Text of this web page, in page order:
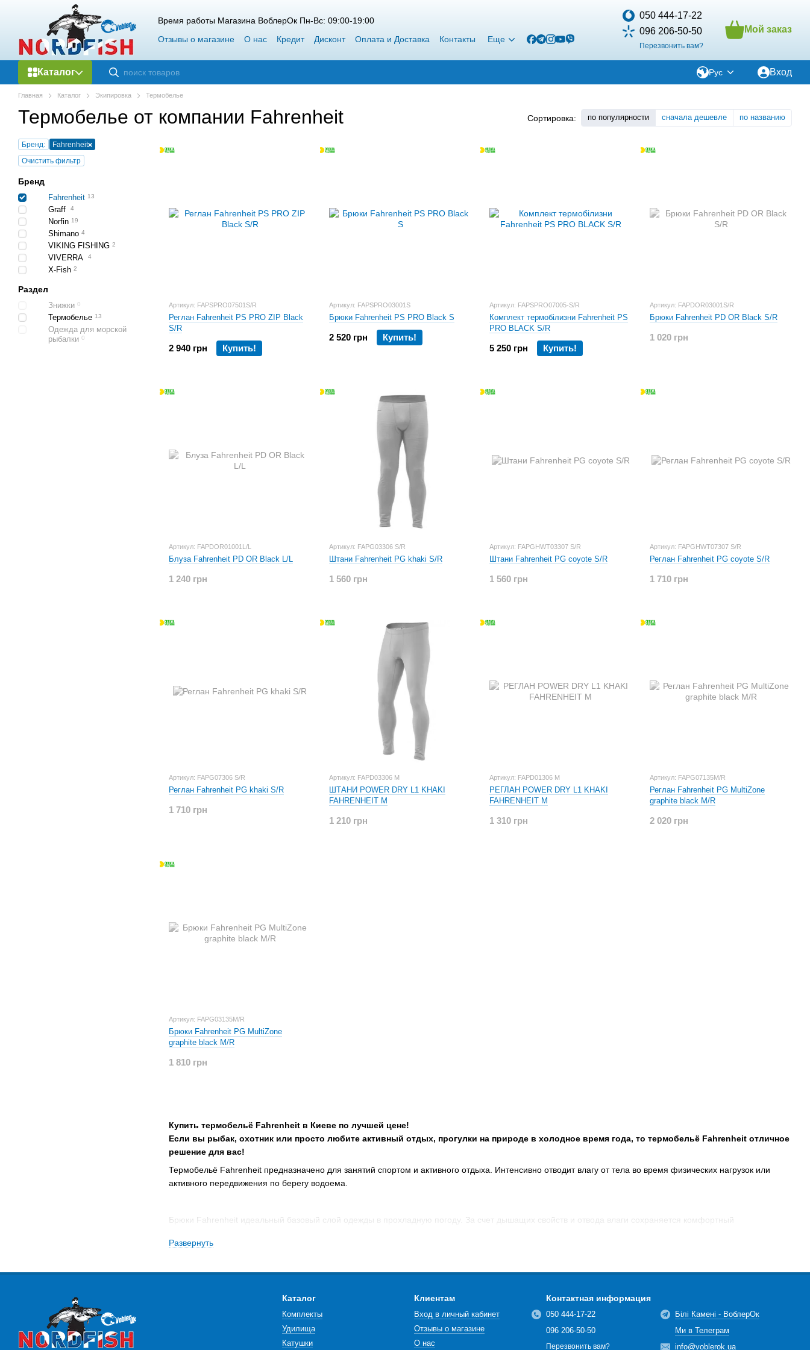
Перейти к основному контенту
Время работы Магазина ВоблерОк Пн-Вс: 09:00-19:00
Отзывы о магазине
О нас Кредит Дисконт Оплата и Доставка Контакты Еще
050 444-17-22
096 206-50-50
Перезвонить вам?
Мой заказ
Каталог Рус Вход
Главная Каталог Экипировка Термобелье
Термобелье от компании Fahrenheit Сортировка: по популярности сначала дешевле по названию
Купить термобельё Fahrenheit в Киеве по лучшей цене!
Если вы рыбак, охотник или просто любите активный отдых, прогулки на природе в холодное время года, то термобельё Fahrenheit отличное
решение для вас!
Термобельё Fahrenheit предназначено для занятий спортом и активного отдыха. Интенсивно отводит влагу от тела во время физических нагрузок или
активного передвижения по берегу водоема.
Брюки Fahrenheit идеальный базовый слой одежды в прохладную погоду. За счет дышащих свойств и отвода влаги сохраняется комфортный
Купить брюки Fahrenheit PS Pro по лучшей цене в Украине в магазине Воблерок или заказать онлайн на сайте https://voblerok.ua.
Развернуть
Артикул: FAPSPRO07501S/R
Реглан Fahrenheit PS PRO ZIP Black
S/R
2 940 грн Купить!
Артикул: FAPSPRO03001S
Брюки Fahrenheit PS PRO Black S
2 520 грн Купить!
Артикул: FAPSPRO07005-S/R
Комплект термобілизни Fahrenheit PS
PRO BLACK S/R
5 250 грн Купить!
Артикул: FAPDOR03001S/R
Брюки Fahrenheit PD OR Black S/R
1 020 грн
Артикул: FAPDOR01001L/L
Блуза Fahrenheit PD OR Black L/L
1 240 грн
Артикул: FAPG03306 S/R
Штани Fahrenheit PG khaki S/R
1 560 грн
Артикул: FAPGHWT03307 S/R
Штани Fahrenheit PG coyote S/R
1 560 грн
Артикул: FAPGHWT07307 S/R
Реглан Fahrenheit PG coyote S/R
1 710 грн
Артикул: FAPG07306 S/R
Реглан Fahrenheit PG khaki S/R
1 710 грн
Артикул: FAPD03306 M
ШТАНИ POWER DRY L1 KHAKI
FAHRENHEIT M
1 210 грн
Артикул: FAPD01306 M
РЕГЛАН POWER DRY L1 KHAKI
FAHRENHEIT M
1 310 грн
Артикул: FAPG07135M/R
Реглан Fahrenheit PG MultiZone
graphite black M/R
2 020 грн
Артикул: FAPG03135M/R
Брюки Fahrenheit PG MultiZone
graphite black M/R
1 810 грн
Бренд:
Fahrenheit
Очистить фильтр
Бренд
Fahrenheit 13
Graff 4
Norfin 19
Shimano 4
VIKING FISHING 2
VIVERRA 4
X-Fish 2
Раздел
Знижки 0
Термобелье 13
Одежда для морской
рыбалки 0
Каталог
Комплекты
Удилища
Катушки
Клиентам
Вход в личный кабинет
Отзывы о магазине
О нас
Контактная информация
050 444-17-22
096 206-50-50
Перезвонить вам?
Білі Камені - ВоблерОк
Ми в Телеграм
info@voblerok.ua